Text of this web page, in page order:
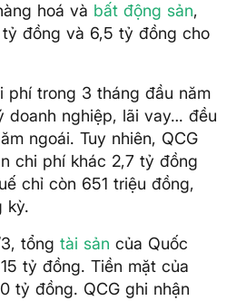
hoá và bất động sản,
đồng và 6,5 tỷ đồng cho
phí trong 3 tháng đầu năm
doanh nghiệp, lãi vay… đều
ngoái. Tuy nhiên, QCG
chi phí khác 2,7 tỷ đồng
chỉ còn 651 triệu đồng,
kỳ.
tổng tài sản của Quốc
tỷ đồng. Tiền mặt của
tỷ đồng. QCG ghi nhận